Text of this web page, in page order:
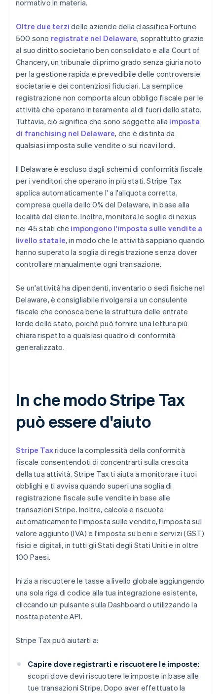
normativo in materia.
Oltre due terzi delle aziende della classifica Fortune
500 sono registrate nel Delaware, soprattutto grazie
al suo diritto societario ben consolidato e alla Court of
Chancery, un tribunale di primo grado senza giuria noto
per la gestione rapida e prevedibile delle controversie
societarie e dei contenziosi fiduciari. La semplice
registrazione non comporta alcun obbligo fiscale per le
attività che operano interamente al di fuori dello stato.
Tuttavia, ciò significa che sono soggette alla imposta
di franchising nel Delaware, che è distinta da
qualsiasi imposta sulle vendite o sui ricavi lordi.
Il Delaware è escluso dagli schemi di conformità fiscale
per i venditori che operano in più stati. Stripe Tax
applica automaticamente l' a l'aliquota corretta,
compresa quella dello 0% del Delaware, in base alla
località del cliente. Inoltre, monitora le soglie di nexus
nei 45 stati che impongono l'imposta sulle vendite a
livello statale, in modo che le attività sappiano quando
hanno superato la soglia di registrazione senza dover
controllare manualmente ogni transazione.
Se un'attività ha dipendenti, inventario o sedi fisiche nel
Delaware, è consigliabile rivolgersi a un consulente
fiscale che conosca bene la struttura delle entrate
lorde dello stato, poiché può fornire una lettura più
chiara rispetto a qualsiasi quadro di conformità
generalizzato.
In che modo Stripe Tax
può essere d'aiuto
Stripe Taxriduce la complessità della conformità
fiscale consentendoti di concentrarti sulla crescita
della tua attività. Stripe Tax ti aiuta a monitorare i tuoi
obblighi e ti avvisa quando superi una soglia di
registrazione fiscale sulle vendite in base alle
transazioni Stripe. Inoltre, calcola e riscuote
automaticamente l'imposta sulle vendite, l'imposta sul
valore aggiunto (IVA) e l'imposta su beni e servizi (GST)
fisici e digitali, in tutti gli Stati degli Stati Uniti e in oltre
100 Paesi.
Inizia a riscuotere le tasse a livello globale aggiungendo
una sola riga di codice alla tua integrazione esistente,
cliccando un pulsante sulla Dashboard o utilizzando la
nostra potente API.
Stripe Tax può aiutarti a:
Capire dove registrarti e riscuotere le imposte:
scopri dove devi riscuotere le imposte in base alle
tue transazioni Stripe. Dopo aver effettuato la